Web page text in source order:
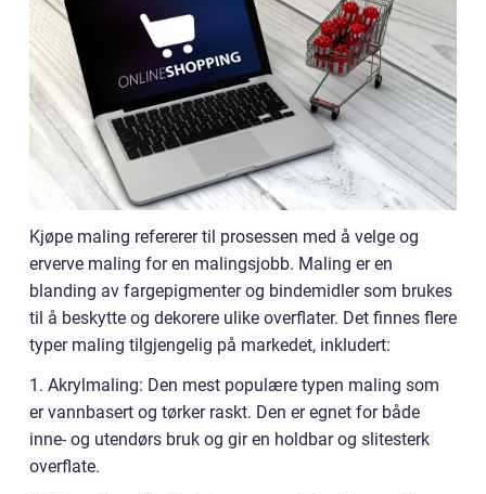
Kjøpe maling refererer til prosessen med å velge og
erverve maling for en malingsjobb. Maling er en
blanding av fargepigmenter og bindemidler som brukes
til å beskytte og dekorere ulike overflater. Det finnes flere
typer maling tilgjengelig på markedet, inkludert:
1. Akrylmaling: Den mest populære typen maling som
er vannbasert og tørker raskt. Den er egnet for både
inne- og utendørs bruk og gir en holdbar og slitesterk
overflate.